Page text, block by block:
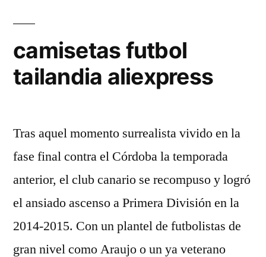
camisetas futbol
tailandia aliexpress
Tras aquel momento surrealista vivido en la
fase final contra el Córdoba la temporada
anterior, el club canario se recompuso y logró
el ansiado ascenso a Primera División en la
2014-2015. Con un plantel de futbolistas de
gran nivel como Araujo o un ya veterano